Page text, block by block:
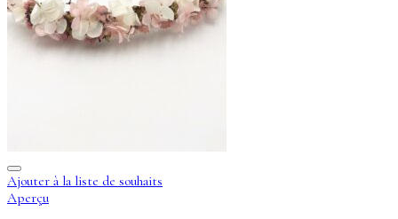
Ajouter à la liste de souhaits
Aperçu